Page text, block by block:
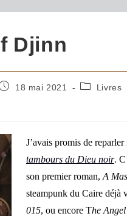
Djinn
18 mai 2021 Livres
J’avais promis de
tambours du Dieu noir.
son premier roman, A
steampunk du Caire déjà
015, ou encore The